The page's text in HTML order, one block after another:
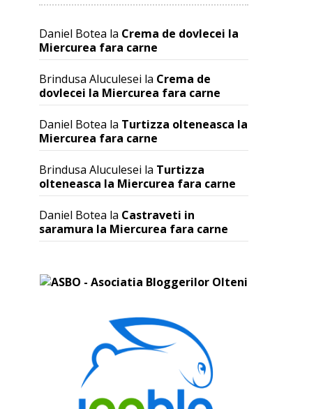
Daniel Botea la Crema de dovlecei la
Miercurea fara carne
Brindusa Aluculesei la Crema de
dovlecei la Miercurea fara carne
Daniel Botea la Turtizza olteneasca la
Miercurea fara carne
Brindusa Aluculesei la Turtizza
olteneasca la Miercurea fara carne
Daniel Botea la Castraveti in
saramura la Miercurea fara carne